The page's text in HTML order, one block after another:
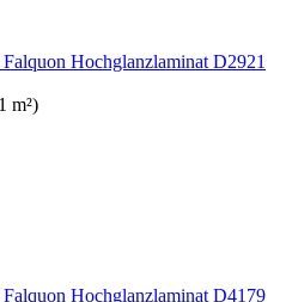
Falquon Hochglanzlaminat D2921
m²)
Falquon Hochglanzlaminat D4179